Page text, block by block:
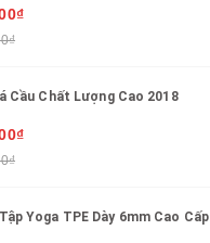
Cầu Chất Lượng Cao 2018
Yoga TPE Dày 6mm Cao Cấp